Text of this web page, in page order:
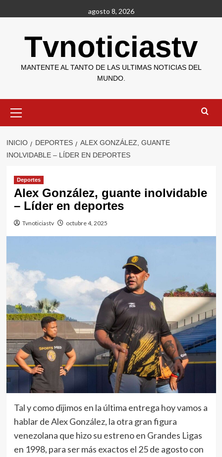
al
agosto 8, 2026
Tvnoticiastv
MANTENTE AL TANTO DE LAS ULTIMAS NOTICIAS DEL
MUNDO.
primario
INICIO DEPORTES
ALEX GONZÁLEZ, GUANTE
INOLVIDABLE – LÍDER EN DEPORTES
Deportes
Alex González, guante inolvidable
– Líder en deportes
Tvnoticiastv octubre 4, 2025
Tal y como dijimos en la última entrega hoy vamos a
hablar de Alex González, la otra gran figura
venezolana que hizo su estreno en Grandes Ligas
en 1998, para ser más exactos el 25 de agosto con